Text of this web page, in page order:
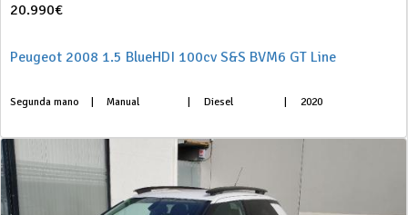
20.990€
Peugeot 2008 1.5 BlueHDI 100cv S&S BVM6 GT Line
Segunda mano Manual Diesel 2020